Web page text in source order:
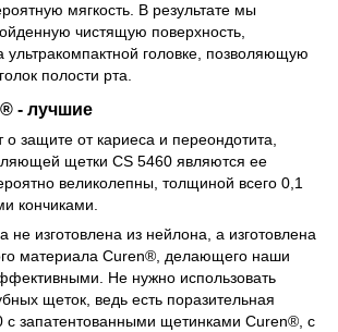
мягкость. В результате мы
чистящую поверхность,
головке, позволяющую
полости рта.
- лучшие
о защите от кариеса и переондотита,
щетки CS 5460 являются ее
великолепны, толщиной всего 0,1
кончиками.
не изготовлена из нейлона, а изготовлена
материала Curen®, делающего наши
Не нужно использовать
щеток, ведь есть поразительная
с запатентованными щетинками Curen®, с